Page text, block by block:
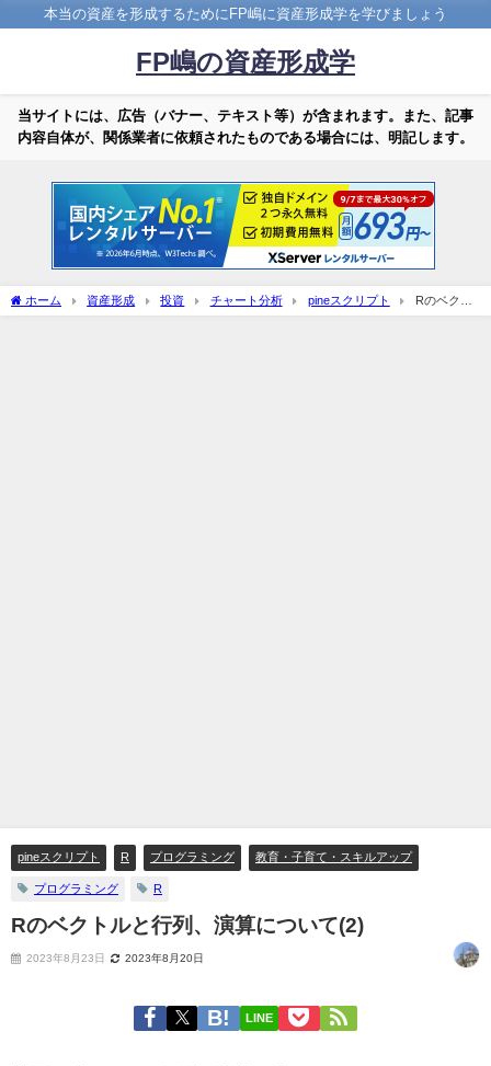
本当の資産を形成するためにFP嶋に資産形成学を学びましょう
FP嶋の資産形成学
当サイトには、広告（バナー、テキスト等）が含まれます。また、記事
内容自体が、関係業者に依頼されたものである場合には、明記します。
ホーム 資産形成 投資 チャート分析 pineスクリプト
Rのベクト
ルと行列、演算について(2)
pineスクリプト R プログラミング 教育・子育て・スキルアップ
プログラミング R
Rのベクトルと行列、演算について(2)
2023年8月23日 2023年8月20日
LINE